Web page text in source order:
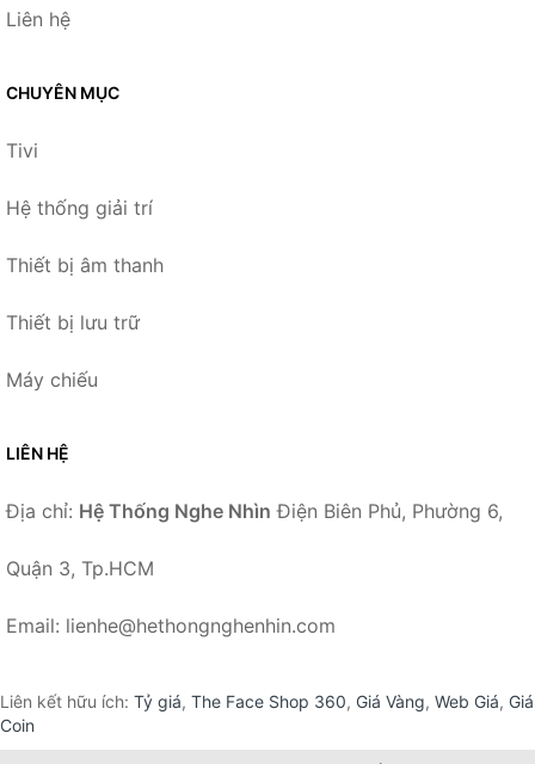
Liên hệ
CHUYÊN MỤC
Tivi
Hệ thống giải trí
Thiết bị âm thanh
Thiết bị lưu trữ
Máy chiếu
LIÊN HỆ
Địa chỉ: Hệ Thống Nghe Nhìn Điện Biên Phủ, Phường 6,
Quận 3, Tp.HCM
Email: lienhe@hethongnghenhin.com
Liên kết hữu ích: Tỷ giá, The Face Shop 360, Giá Vàng, Web Giá, Giá
Coin